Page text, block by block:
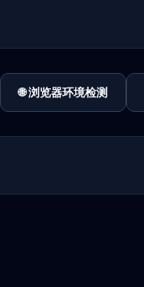
🌐 浏览器环境检测